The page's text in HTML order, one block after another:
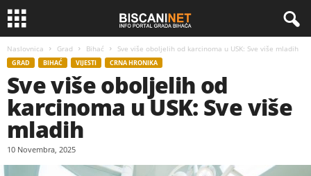
Naslovnica Grad Bihać Sve više oboljelih od karcinoma u USK: Sve više mladih
GRAD BIHAĆ VIJESTI CRNA HRONIKA
Sve više oboljelih od
karcinoma u USK: Sve više
mladih
10 Novembra, 2025